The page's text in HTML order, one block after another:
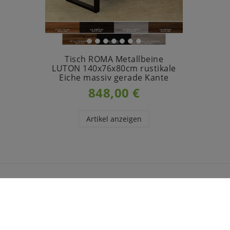
Tisch ROMA Metallbeine
LUTON 140x76x80cm rustikale
Eiche massiv gerade Kante
848,00 €
Artikel anzeigen